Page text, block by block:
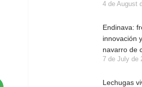
4 de August
Endinava:
innovación
navarro de
7 de July de
Lechugas